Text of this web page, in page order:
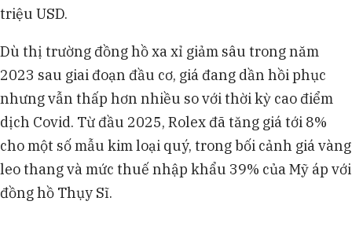
triệu USD.
Dù thị trường đồng hồ xa xỉ giảm sâu trong năm
2023 sau giai đoạn đầu cơ, giá đang dần hồi phục
nhưng vẫn thấp hơn nhiều so với thời kỳ cao điểm
dịch Covid. Từ đầu 2025, Rolex đã tăng giá tới 8%
cho một số mẫu kim loại quý, trong bối cảnh giá vàng
leo thang và mức thuế nhập khẩu 39% của Mỹ áp với
đồng hồ Thụy Sĩ.